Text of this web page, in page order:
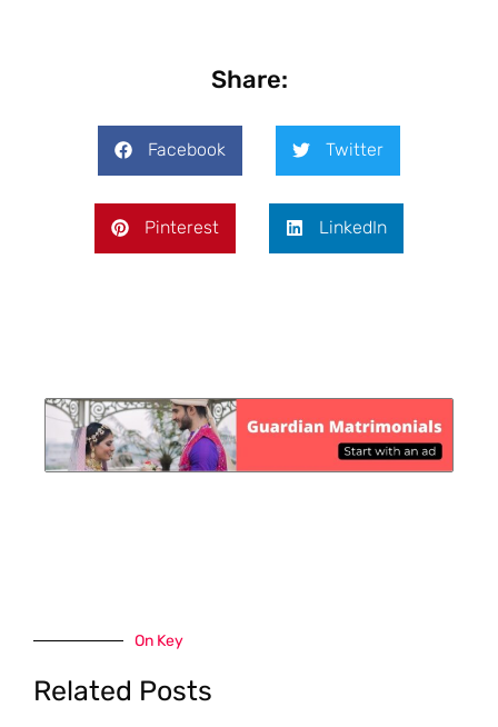
Share:
Facebook Twitter
Pinterest LinkedIn
On Key
Related Posts